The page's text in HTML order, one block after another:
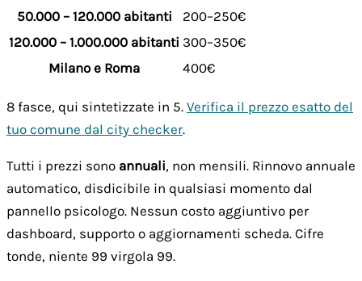
50.000 – 120.000 abitanti
200–250€
120.000 – 1.000.000 abitanti 300–350€
Milano e Roma
400€
8 fasce, qui sintetizzate in 5. Verifica il prezzo esatto del
tuo comune dal city checker.
Tutti i prezzi sono annuali, non mensili. Rinnovo annuale
automatico, disdicibile in qualsiasi momento dal
pannello psicologo. Nessun costo aggiuntivo per
dashboard, supporto o aggiornamenti scheda. Cifre
tonde, niente 99 virgola 99.